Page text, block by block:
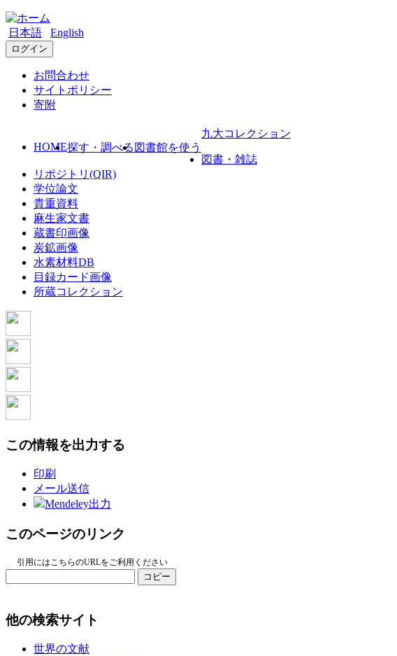
日本語 English
ログイン
お問合わせ
サイトポリシー
寄附
HOME探す・調べる 図書館を使う
九大コレクション
図書・雑誌
リポジトリ(QIR)
学位論文
貴重資料
麻生家文書
蔵書印画像
炭鉱画像
水素材料DB
目録カード画像
所蔵コレクション
この情報を出力する
印刷
メール送信
Mendeley出力
このページのリンク
引用にはこちらのURLをご利用ください
コピー
他の検索サイト
世界の文献